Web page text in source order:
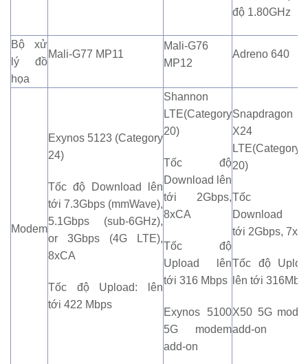
độ 1.80GHz
Bộ xử
lý đồ
họa
Mali-G77 MP11
Mali-G76
MP12
Adreno 640
Modem
Exynos 5123 (Category
24)
Tốc độ Download lên
tới 7.3Gbps (mmWave),
5.1Gbps (sub-6GHz),
or 3Gbps (4G LTE),
8xCA
Tốc độ Upload: lên
tới 422 Mbps
Shannon
LTE(Category
20)
Tốc độ
Download lên
tới 2Gbps,
8xCA
Tốc độ
Upload lên
tới 316 Mbps
Exynos 5100
5G modem
add-on
Snapdragon
X24
LTE(Category
20)
Tốc
Download
tới 2Gbps,
Tốc độ
lên tới
X50 5G
add-on